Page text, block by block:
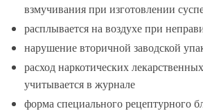
взмучивания при изготовлении
расплывается на воздухе при
нарушение вторичной заводской
расход наркотических
учитывается в журнале
форма специального рецептурного